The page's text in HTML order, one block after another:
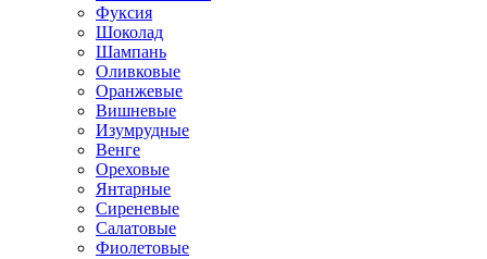
Фуксия
Шоколад
Шампань
Оливковые
Оранжевые
Вишневые
Изумрудные
Венге
Ореховые
Янтарные
Сиреневые
Салатовые
Фиолетовые